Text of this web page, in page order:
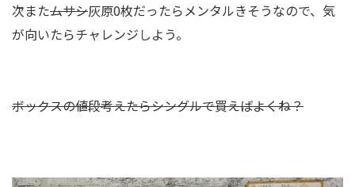
次またムサシ灰原0枚だったらメンタルきそうなので、気
が向いたらチャレンジしよう。
ボックスの値段考えたらシングルで買えばよくね？